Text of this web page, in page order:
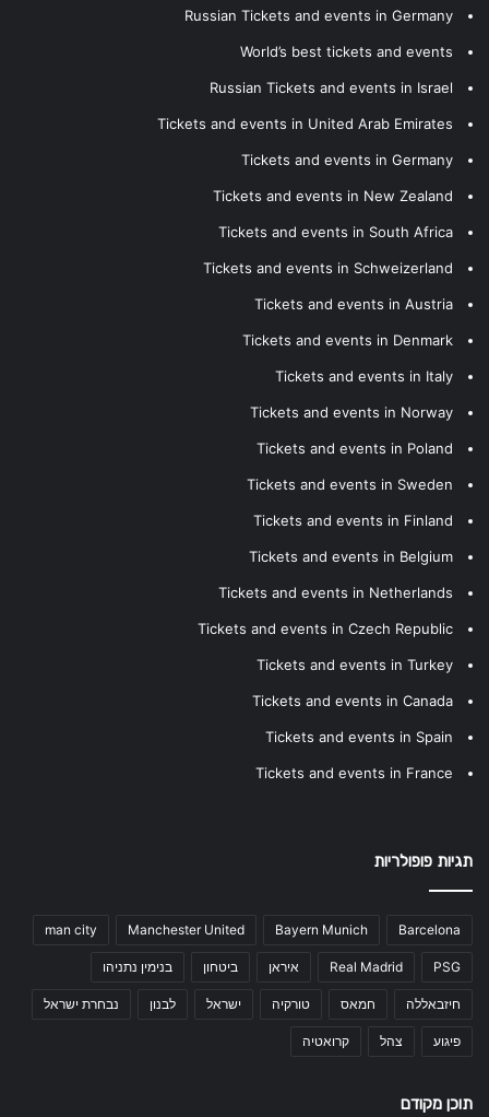
Russian Tickets and events in Germany
World’s best tickets and events
Russian Tickets and events in Israel
Tickets and events in United Arab Emirates
Tickets and events in Germany
Tickets and events in New Zealand
Tickets and events in South Africa
Tickets and events in Schweizerland
Tickets and events in Austria
Tickets and events in Denmark
Tickets and events in Italy
Tickets and events in Norway
Tickets and events in Poland
Tickets and events in Sweden
Tickets and events in Finland
Tickets and events in Belgium
Tickets and events in Netherlands
Tickets and events in Czech Republic
Tickets and events in Turkey
Tickets and events in Canada
Tickets and events in Spain
Tickets and events in France
תגיות פופולריות
Barcelona
Bayern Munich
Manchester United
man city
PSG
Real Madrid איראן ביטחון בנימין נתניהו
חיזבאללה חמאס טורקיה ישראל לבנון נבחרת ישראל
פיגוע צהל קרואטיה
תוכן מקודם